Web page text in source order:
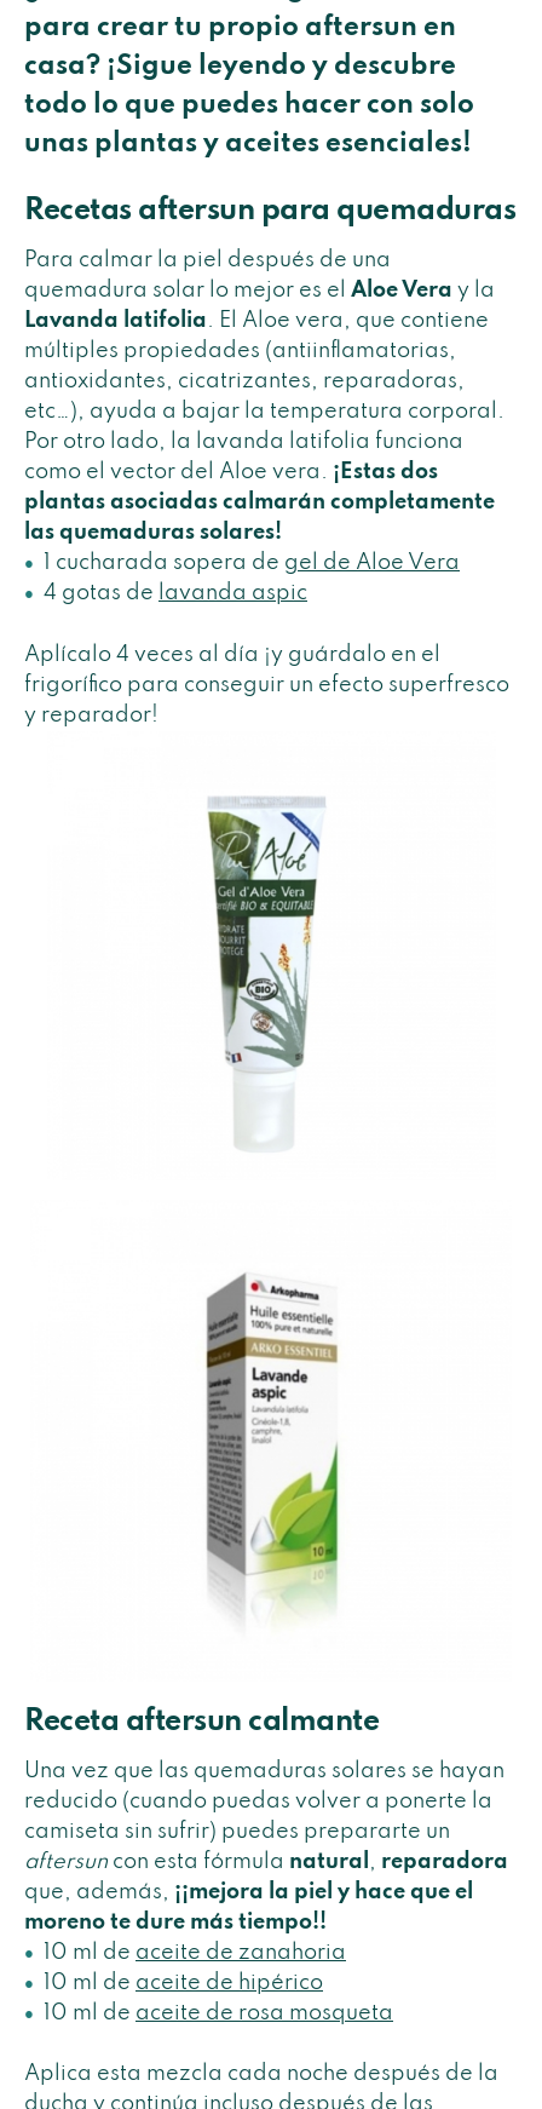
para crear tu propio aftersun en
casa? ¡Sigue leyendo y descubre
todo lo que puedes hacer con solo
unas plantas y aceites esenciales!
Recetas aftersun para quemaduras
Para calmar la piel después de una
quemadura solar lo mejor es el Aloe Vera y la
Lavanda latifolia. El Aloe vera, que contiene
múltiples propiedades (antiinflamatorias,
antioxidantes, cicatrizantes, reparadoras,
etc…), ayuda a bajar la temperatura corporal.
Por otro lado, la lavanda latifolia funciona
como el vector del Aloe vera. ¡Estas dos
plantas asociadas calmarán completamente
las quemaduras solares!
1 cucharada sopera de gel de Aloe Vera
4 gotas de
lavanda aspic
Aplícalo 4 veces al día ¡y guárdalo en el
frigorífico para conseguir un efecto superfresco
y reparador!
Receta aftersun calmante
Una vez que las quemaduras solares se hayan
reducido (cuando puedas volver a ponerte la
camiseta sin sufrir) puedes prepararte un
aftersun con esta fórmula natural , reparadora
que, además, ¡¡mejora la piel y hace que el
moreno te dure más tiempo!!
10 ml de aceite de zanahoria
10 ml de aceite de hipérico
10 ml de aceite de rosa mosqueta
Aplica esta mezcla cada noche después de la